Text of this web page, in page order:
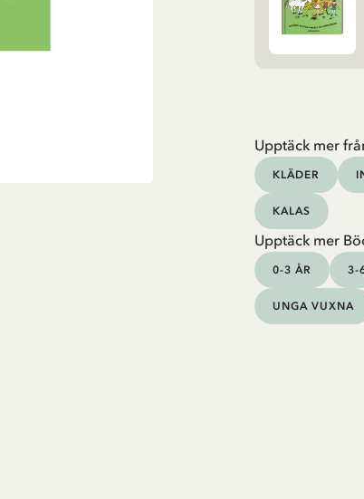
Upptäck mer
KLÄDER
KALAS
Upptäck mer
0-3 ÅR 3-
UNGA VUXNA